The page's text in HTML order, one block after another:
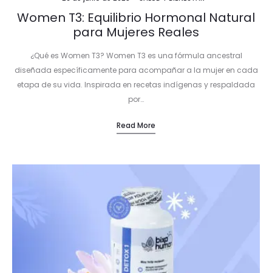
Women T3: Equilibrio Hormonal Natural
para Mujeres Reales
¿Qué es Women T3? Women T3 es una fórmula ancestral
diseñada específicamente para acompañar a la mujer en cada
etapa de su vida. Inspirada en recetas indígenas y respaldada
por…
Read More